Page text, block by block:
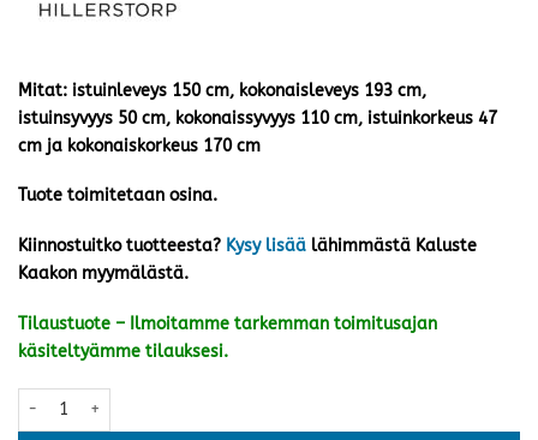
Mitat: istuinleveys 150 cm, kokonaisleveys 193 cm,
istuinsyvyys 50 cm, kokonaissyvyys 110 cm, istuinkorkeus 47
cm ja kokonaiskorkeus 170 cm
Tuote toimitetaan osina.
Kiinnostuitko tuotteesta? Kysy lisää lähimmästä Kaluste
Kaakon myymälästä.
Tilaustuote – Ilmoitamme tarkemman toimitusajan
käsiteltyämme tilauksesi.
Marstrand keinu, valkoinen määrä